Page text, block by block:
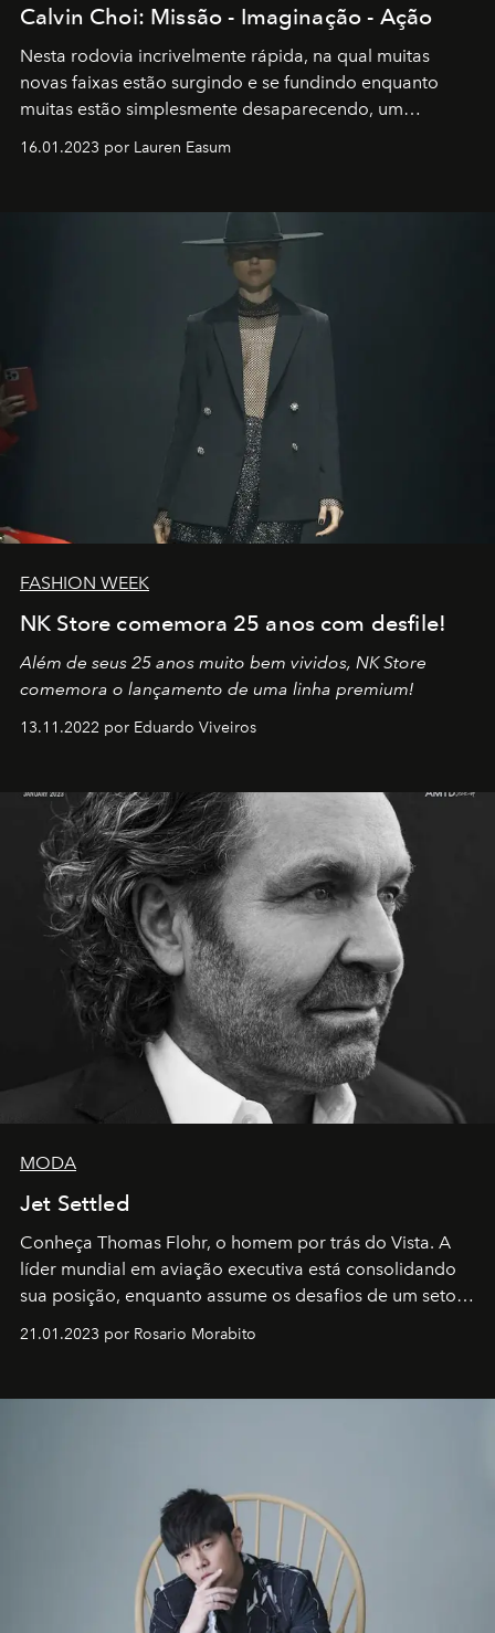
Calvin Choi: Missão - Imaginação - Ação
Nesta rodovia incrivelmente rápida, na qual muitas
novas faixas estão surgindo e se fundindo enquanto
muitas estão simplesmente desaparecendo, um
transportador AMTD abrindo caminho para muitos
por propósitos, com um claro senso de missão na vida e
16.01.2023 por Lauren Easum
FASHION WEEK
NK Store comemora 25 anos com desfile!
Além de seus 25 anos muito bem vividos, NK Store
comemora o lançamento de uma linha premium!
13.11.2022 por Eduardo Viveiros
MODA
Jet Settled
Conheça Thomas Flohr, o homem por trás do Vista. A
líder mundial em aviação executiva está consolidando
sua posição, enquanto assume os desafios de um setor
em rápida evolução e redefinindo o conceito de luxo
21.01.2023 por Rosario Morabito